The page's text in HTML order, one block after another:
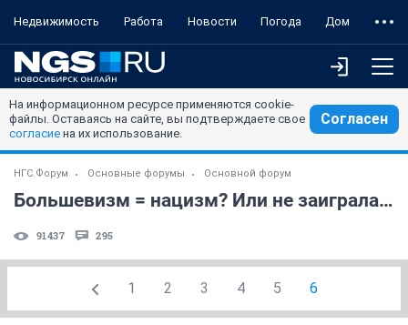
Недвижимость Работа Новости Погода Дом
На информационном ресурсе применяются cookie-
файлы. Оставаясь на сайте, вы подтверждаете свое
согласие на их использование.
Согласен
НГС.Форум Основные форумы Основной форум
Большевизм = нацизм? Или не заигралась ли РПЦ вконец?
91437 295
1 2 3 4 5 6